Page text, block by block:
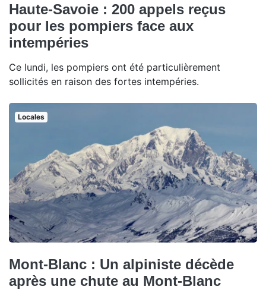
Haute-Savoie : 200 appels reçus
pour les pompiers face aux
intempéries
Ce lundi, les pompiers ont été particulièrement
sollicités en raison des fortes intempéries.
Locales
Mont-Blanc : Un alpiniste décède
après une chute au Mont-Blanc